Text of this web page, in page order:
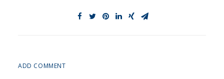
ADD COMMENT